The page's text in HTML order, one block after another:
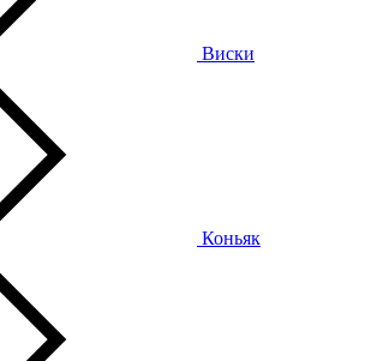
Виски
Коньяк